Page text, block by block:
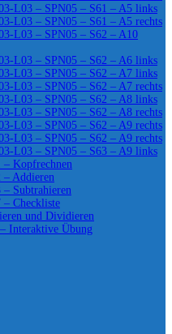
L03 – SPN05 – S61 – A5 links
L03 – SPN05 – S61 – A5 rechts
L03 – SPN05 – S62 – A10
L03 – SPN05 – S62 – A6 links
L03 – SPN05 – S62 – A7 links
L03 – SPN05 – S62 – A7 rechts
L03 – SPN05 – S62 – A8 links
L03 – SPN05 – S62 – A8 rechts
L03 – SPN05 – S62 – A9 rechts
L03 – SPN05 – S62 – A9 rechts
L03 – SPN05 – S63 – A9 links
Kopfrechnen
Addieren
Subtrahieren
Checkliste
und Dividieren
Interaktive Übung